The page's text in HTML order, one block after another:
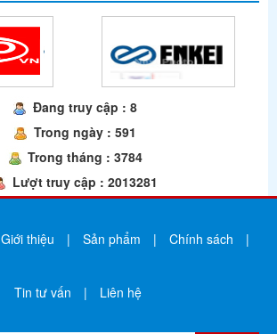
Đang truy cập : 8
Trong ngày : 591
Trong tháng : 3784
Lượt truy cập : 2013281
Giới thiệu | Sản phẩm | Chính sách |
Tin tư vấn | Liên hệ